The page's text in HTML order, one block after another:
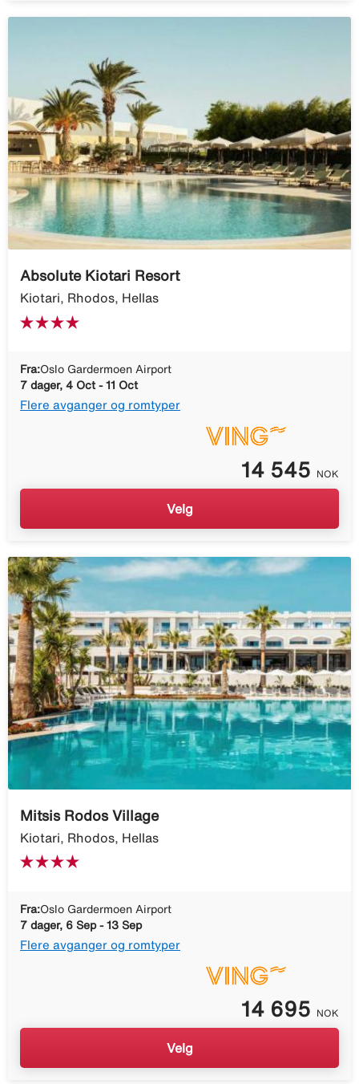
Absolute Kiotari Resort
Kiotari, Rhodos, Hellas
Fra:Oslo Gardermoen Airport
7 dager, 4 Oct - 11 Oct
Flere avganger og romtyper
14 545 NOK
Velg
Mitsis Rodos Village
Kiotari, Rhodos, Hellas
Fra:Oslo Gardermoen Airport
7 dager, 6 Sep - 13 Sep
Flere avganger og romtyper
14 695 NOK
Velg